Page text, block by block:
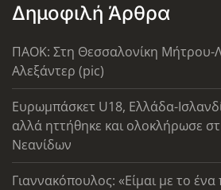
Δημοφιλή Άρθρα
ΠΑΟΚ: Στη Θεσσαλονίκη Μήτρου-
Αλεξάντερ (pic)
Ευρωμπάσκετ U18, Ελλάδα-
αλλά ηττήθηκε και ολοκλήρωσε
Νεανίδων
Γιαννακόπουλος: «Είμαι με το